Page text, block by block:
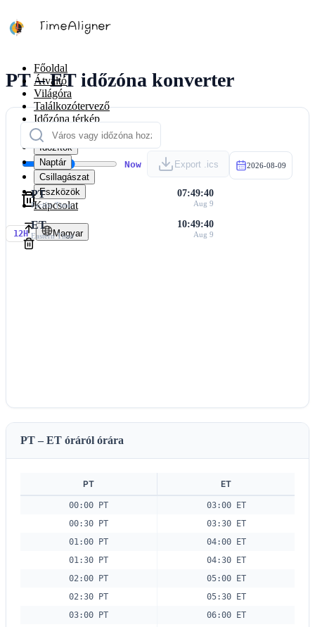
Főoldal
Átváltó
Világóra
Találkozótervező
Időzóna térkép
Számítók
Időzítők
Naptár
Csillagászat
Eszközök
Kapcsolat
12H Magyar
PT – ET időzóna konverter
Now Export .ics 2026-08-09
PT
Pacific Time
07:49:40
Aug 9
ET
Eastern Time
10:49:40
Aug 9
PT – ET óráról órára
PT ET
00:00 PT
03:00 ET
00:30 PT
03:30 ET
01:00 PT
04:00 ET
01:30 PT
04:30 ET
02:00 PT
05:00 ET
02:30 PT
05:30 ET
03:00 PT
06:00 ET